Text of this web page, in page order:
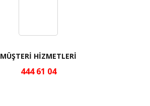
MÜŞTERİ HİZMETLERİ
444 61 04